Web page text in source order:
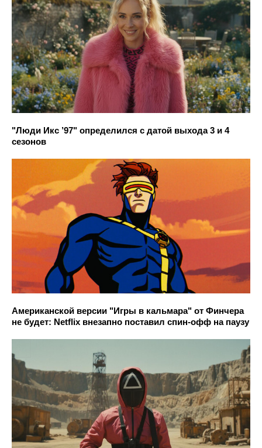
"Люди Икс ’97" определился с датой выхода 3 и 4
сезонов
Американской версии "Игры в кальмара" от Финчера
не будет: Netflix внезапно поставил спин-офф на паузу